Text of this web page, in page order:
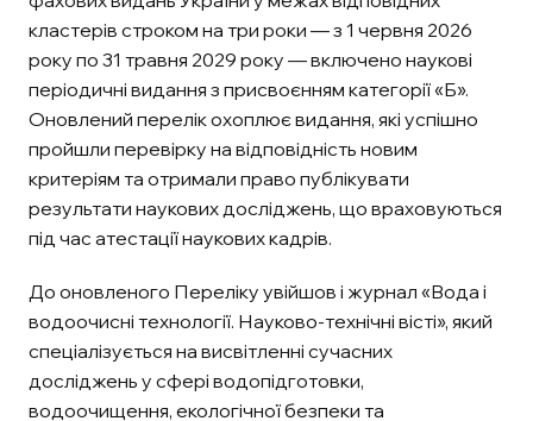
кластерів строком на три роки — з 1 червня 2026
року по 31 травня 2029 року — включено наукові
періодичні видання з присвоєнням категорії «Б».
Оновлений перелік охоплює видання, які успішно
пройшли перевірку на відповідність новим
критеріям та отримали право публікувати
результати наукових досліджень, що враховуються
під час атестації наукових кадрів.
До оновленого Переліку увійшов і журнал «Вода і
водоочисні технології. Науково-технічні вісті», який
спеціалізується на висвітленні сучасних
досліджень у сфері водопідготовки,
водоочищення, екологічної безпеки та